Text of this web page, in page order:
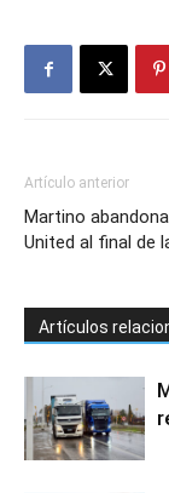
Artículo anterior
Martino
United al final de
Artículos